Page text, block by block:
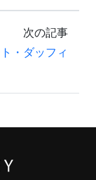
次の記事
・ダッフィ